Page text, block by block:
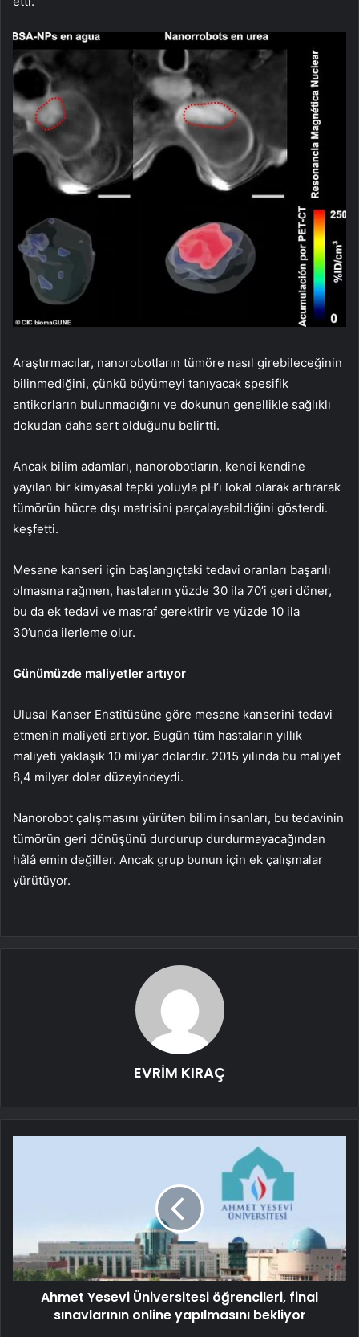
Araştırmacılar, nanorobotların tümöre nasıl girebileceğinin
bilinmediğini, çünkü büyümeyi tanıyacak spesifik
antikorların bulunmadığını ve dokunun genellikle sağlıklı
dokudan daha sert olduğunu belirtti.
Ancak bilim adamları, nanorobotların, kendi kendine
yayılan bir kimyasal tepki yoluyla pH’ı lokal olarak artırarak
tümörün hücre dışı matrisini parçalayabildiğini gösterdi.
keşfetti.
Mesane kanseri için başlangıçtaki tedavi oranları başarılı
olmasına rağmen, hastaların yüzde 30 ila 70’i geri döner,
bu da ek tedavi ve masraf gerektirir ve yüzde 10 ila
30’unda ilerleme olur.
Günümüzde maliyetler artıyor
Ulusal Kanser Enstitüsüne göre mesane kanserini tedavi
etmenin maliyeti artıyor. Bugün tüm hastaların yıllık
maliyeti yaklaşık 10 milyar dolardır. 2015 yılında bu maliyet
8,4 milyar dolar düzeyindeydi.
Nanorobot çalışmasını yürüten bilim insanları, bu tedavinin
tümörün geri dönüşünü durdurup durdurmayacağından
hâlâ emin değiller. Ancak grup bunun için ek çalışmalar
yürütüyor.
EVRİM KIRAÇ
Ahmet Yesevi Üniversitesi öğrencileri, final
sınavlarının online yapılmasını bekliyor